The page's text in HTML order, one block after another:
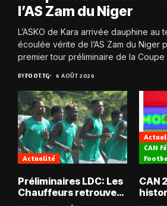
l’AS Zam du Niger
L’ASKO de Kara arrivée dauphine au
écoulée vérite de l’AS Zam du Niger
premier tour préliminaire de la Coupe
BYFOOT.TG 6 AOÛT 2026
Actualité
Préliminaires LDC: Les
Chauffeurs retrouvent
les Mimos
CAN
CAN